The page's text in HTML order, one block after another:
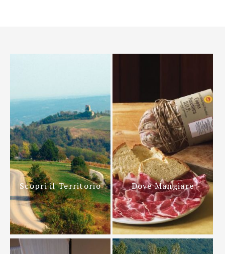
Scopri il Territorio Dove Mangiare